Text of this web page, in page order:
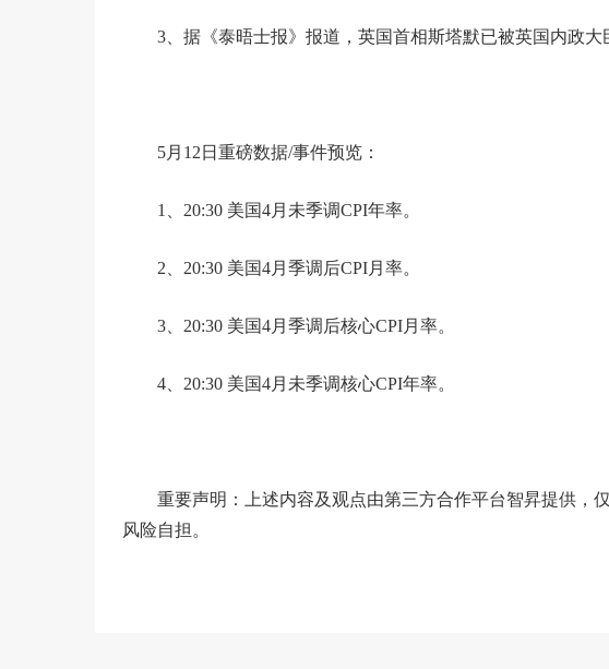
3、据《泰晤士报》报道，英国首相斯塔默已被英国内政
5月12日重磅数据/事件预览：
1、20:30 美国4月未季调CPI年率。
2、20:30 美国4月季调后CPI月率。
3、20:30 美国4月季调后核心CPI月率。
4、20:30 美国4月未季调核心CPI年率。
重要声明：上述内容及观点由第三方合作平台智昇提供，
风险自担。